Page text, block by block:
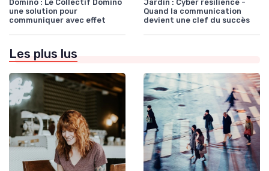
Domino : Le Collectif Domino
une solution pour
communiquer avec effet
Jardin : Cyber résilience -
Quand la communication
devient une clef du succès
Les plus lus